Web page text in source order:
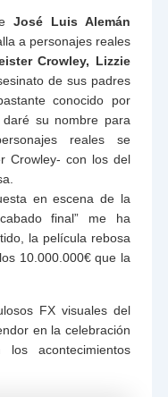
José Luis Alemán
a personajes reales
Crowley, Lizzie
de sus padres
conocido por
su nombre para
reales se
Crowley- con los del
en escena de la
final” me ha
la película rebosa
10.000.000€ que la
FX visuales del
en la celebración
acontecimientos